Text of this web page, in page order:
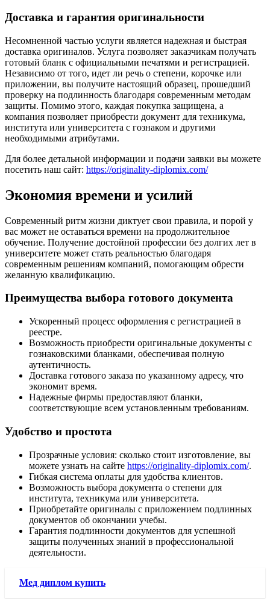
Доставка и гарантия оригинальности
Несомненной частью услуги является надежная и быстрая
доставка оригиналов. Услуга позволяет заказчикам получать
готовый бланк с официальными печатями и регистрацией.
Независимо от того, идет ли речь о степени, корочке или
приложении, вы получите настоящий образец, прошедший
проверку на подлинность благодаря современным методам
защиты. Помимо этого, каждая покупка защищена, а
компания позволяет приобрести документ для техникума,
института или университета с гознаком и другими
необходимыми атрибутами.
Для более детальной информации и подачи заявки вы можете
посетить наш сайт: https://originality-diplomix.com/
Экономия времени и усилий
Современный ритм жизни диктует свои правила, и порой у
вас может не оставаться времени на продолжительное
обучение. Получение достойной профессии без долгих лет в
университете может стать реальностью благодаря
современным решениям компаний, помогающим обрести
желанную квалификацию.
Преимущества выбора готового документа
Ускоренный процесс оформления с регистрацией в
реестре.
Возможность приобрести оригинальные документы с
гознаковскими бланками, обеспечивая полную
аутентичность.
Доставка готового заказа по указанному адресу, что
экономит время.
Надежные фирмы предоставляют бланки,
соответствующие всем установленным требованиям.
Удобство и простота
Прозрачные условия: сколько стоит изготовление, вы
можете узнать на сайте https://originality-diplomix.com/.
Гибкая система оплаты для удобства клиентов.
Возможность выбора документа о степени для
института, техникума или университета.
Приобретайте оригиналы с приложением подлинных
документов об окончании учебы.
Гарантия подлинности документов для успешной
защиты полученных знаний в профессиональной
деятельности.
Мед диплом купить